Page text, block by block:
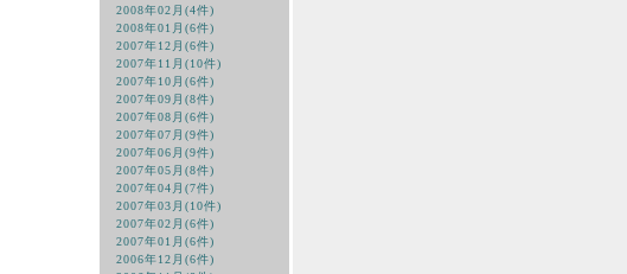
2008年02月(4件)
2008年01月(6件)
2007年12月(6件)
2007年11月(10件)
2007年10月(6件)
2007年09月(8件)
2007年08月(6件)
2007年07月(9件)
2007年06月(9件)
2007年05月(8件)
2007年04月(7件)
2007年03月(10件)
2007年02月(6件)
2007年01月(6件)
2006年12月(6件)